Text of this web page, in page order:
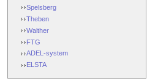
Spelsberg
Theben
Walther
FTG
ADEL-system
ELSTA